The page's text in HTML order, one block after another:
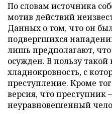
По словам источника
мотив действий
Данных о том, что он
подвергшихся
лишь предполагают,
осужден. В пользу такой
хладнокровность, с
преступление. Кроме
версия, что преступник
неуравновешенный